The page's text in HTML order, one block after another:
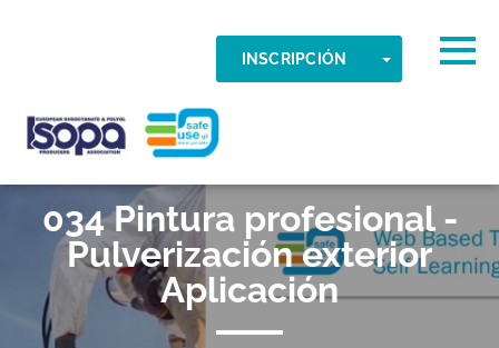
INSCRIPCIÓN TOGGLE
ISOPA-AISBL
034 Pintura profesional -
Pulverización exterior
Aplicación